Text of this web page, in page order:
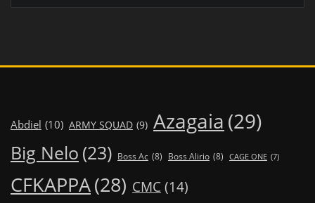
Abdiel (10) ARMY SQUAD (9) Azagaia (29)
Big Nelo (23) Boss Ac (8) Boss Alirio (8) CAGE ONE (7)
CFKAPPA(28) CMC (14)